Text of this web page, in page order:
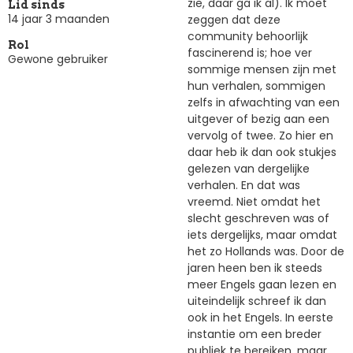
Lid sinds
14 jaar 3 maanden
Rol
Gewone gebruiker
zeggen dat deze
community behoorlijk
fascinerend is; hoe ver
sommige mensen zijn met
hun verhalen, sommigen
zelfs in afwachting van een
uitgever of bezig aan een
vervolg of twee. Zo hier en
daar heb ik dan ook stukjes
gelezen van dergelijke
verhalen. En dat was
vreemd. Niet omdat het
slecht geschreven was of
iets dergelijks, maar omdat
het zo Hollands was. Door de
jaren heen ben ik steeds
meer Engels gaan lezen en
uiteindelijk schreef ik dan
ook in het Engels. In eerste
instantie om een breder